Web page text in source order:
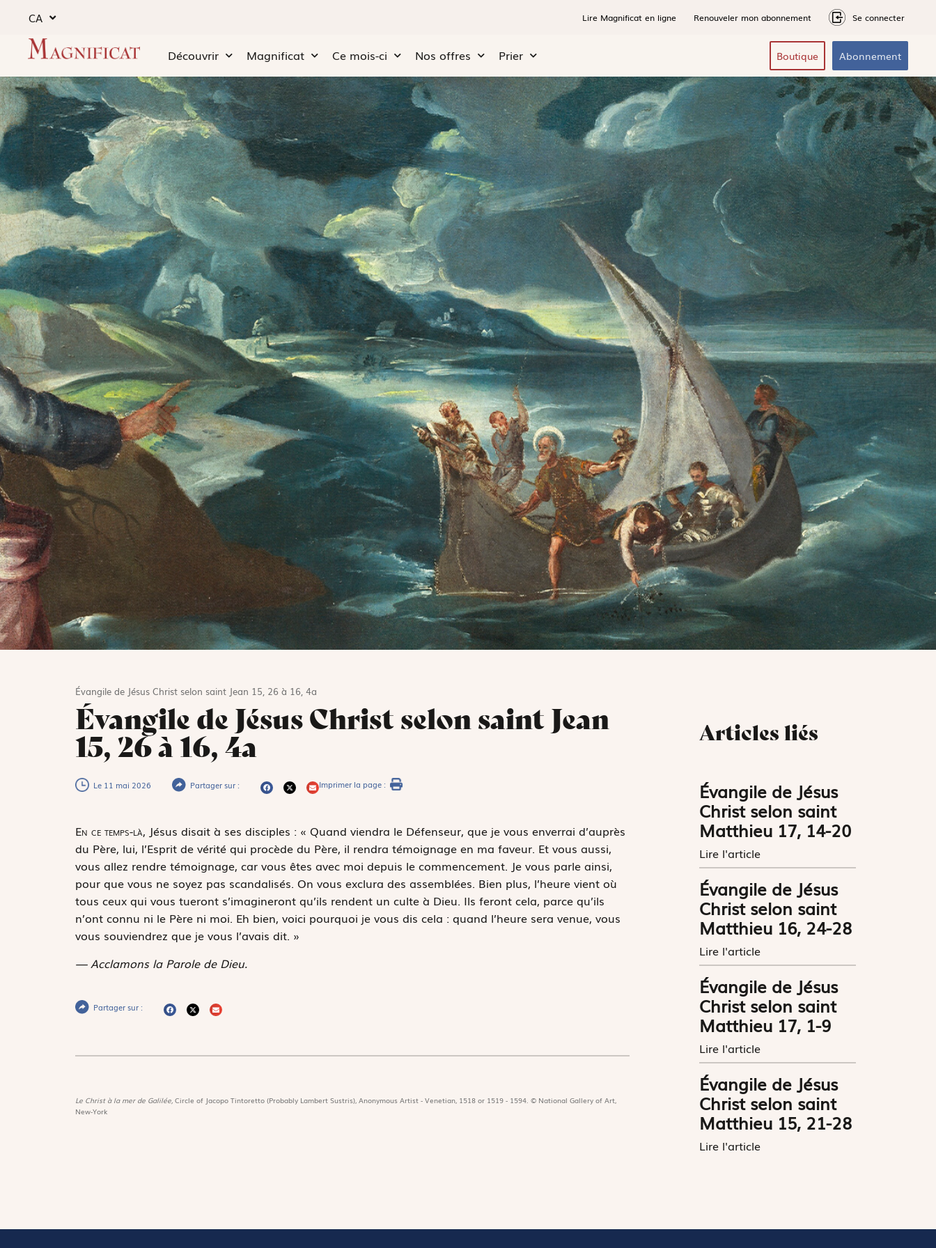
CA Lire Magnificat en ligne Renouveler mon abonnement Se connecter
Découvrir Magnificat Ce mois-ci Nos offres Prier Boutique Abonnement
Évangile de Jésus Christ selon saint Jean 15, 26 à 16, 4a
Évangile de Jésus Christ selon saint Jean
15, 26 à 16, 4a
Le 11 mai 2026 Partager sur : Imprimer la page :
En ce temps-là, Jésus disait à ses disciples : « Quand viendra le Défenseur, que je vous enverrai d’auprès
du Père, lui, l’Esprit de vérité qui procède du Père, il rendra témoignage en ma faveur. Et vous aussi,
vous allez rendre témoignage, car vous êtes avec moi depuis le commencement. Je vous parle ainsi,
pour que vous ne soyez pas scandalisés. On vous exclura des assemblées. Bien plus, l’heure vient où
tous ceux qui vous tueront s’imagineront qu’ils rendent un culte à Dieu. Ils feront cela, parce qu’ils
n’ont connu ni le Père ni moi. Eh bien, voici pourquoi je vous dis cela : quand l’heure sera venue, vous
vous souviendrez que je vous l’avais dit. »
— Acclamons la Parole de Dieu.
Partager sur :
Le Christ à la mer de Galilée, Circle of Jacopo Tintoretto (Probably Lambert Sustris), Anonymous Artist - Venetian, 1518 or 1519 - 1594. © National Gallery of Art,
New-York
Articles liés
Évangile de Jésus
Christ selon saint
Matthieu 17, 14-20
Lire l'article
Évangile de Jésus
Christ selon saint
Matthieu 16, 24-28
Lire l'article
Évangile de Jésus
Christ selon saint
Matthieu 17, 1-9
Lire l'article
Évangile de Jésus
Christ selon saint
Matthieu 15, 21-28
Lire l'article